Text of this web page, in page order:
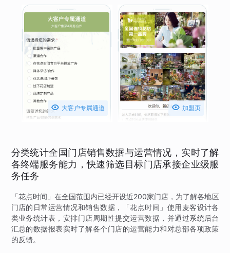
 大客户专属通道  加盟页
分类统计全国门店销售数据与运营情况，实时了解
各终端服务能力，快速筛选目标门店承接企业级服
务任务
「花点时间」在全国范围内已经开设近200家门店，为了解各地区
门店的日常运营情况和销售数据，「花点时间」使用麦客设计各
类业务统计表，安排门店周期性提交运营数据，并通过系统后台
汇总的数据报表实时了解各个门店的运营能力和对总部各项政策
的反馈。